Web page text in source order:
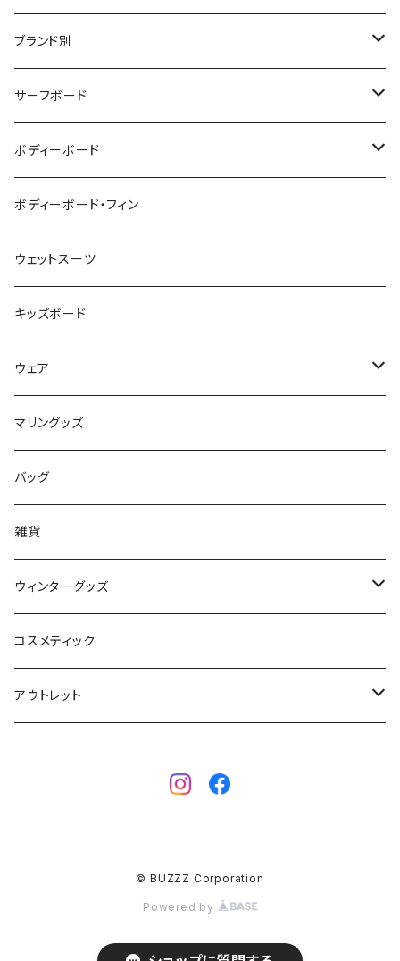
ブランド別
V-BODY BOARDS
ZEBEC
pride.m
FLOCO
Mermaid & Guys
UNDERSERIES
TABIE REVO
AQA
STORMBLADE
サーフボード
SUP
BBS / EAU WETSUITS
GO NATURE
MAHALO
サーフボード
サーフボード
フィン
サーフボードアクセサリー
ボディーボード
ボディーボード
BBフィン
BBアクセサリー
コイルコード
ボードケース
ボディーボード・フィン
ウェットスーツ
キッズボード
ウェア
メンズ
レディース
キッズ
マリングッズ
バッグ
雑貨
ウィンターグッズ
ブーツ
グローブ
コスメティック
アウトレット
© BUZZZ Corporation
Powered by